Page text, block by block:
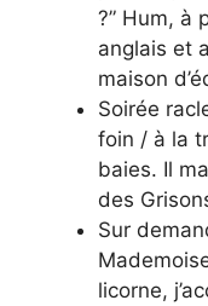
?” Hum, à
anglais et
maison
Soirée
foin / à la
baies. Il
des
Sur
licorne,